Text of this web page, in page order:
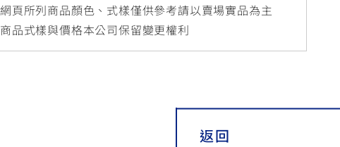
網頁所列商品顏色、式樣僅供參考請以賣場實品為主
商品式樣與價格本公司保留變更權利
返回